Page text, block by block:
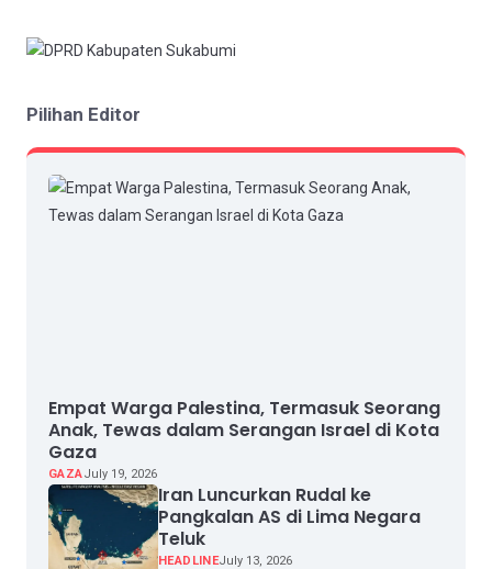
Pilihan Editor
Empat Warga Palestina, Termasuk Seorang
Anak, Tewas dalam Serangan Israel di Kota
Gaza
GAZAJuly 19, 2026
Iran Luncurkan Rudal ke
Pangkalan AS di Lima Negara
Teluk
HEADLINEJuly 13, 2026